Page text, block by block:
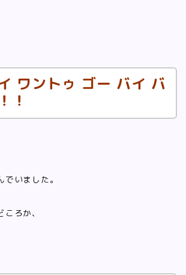
ワントゥ ゴー バイ バ
！
いました。
ろか、